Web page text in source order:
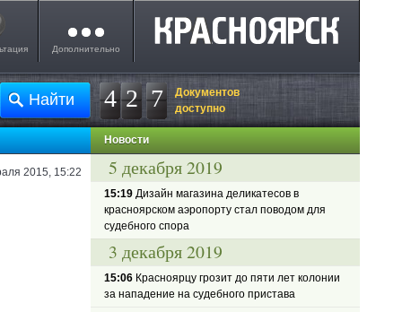
Дополнительно
4 2 7
Документов
доступно
2015, 15:22
Новости
5 декабря 2019
15:19 Дизайн магазина деликатесов в
красноярском аэропорту стал поводом для
судебного спора
3 декабря 2019
15:06 Красноярцу грозит до пяти лет колонии
за нападение на судебного пристава